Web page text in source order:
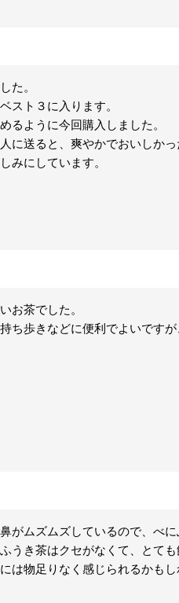
た。
スト３に入ります。
るように今回購入しました。
に送ると、爽やかでおいしかっ
みにしています。
お茶でした。
ち歩きなどに便利でよいです
がムズムズしているので、べ
うき茶はクセがなくて、とても
は物足りなく感じられるかもし